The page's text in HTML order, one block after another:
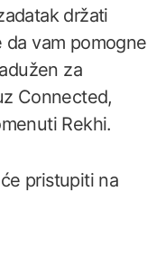
držati
da vam pomogne
za
Connected,
Rekhi.
pristupiti na